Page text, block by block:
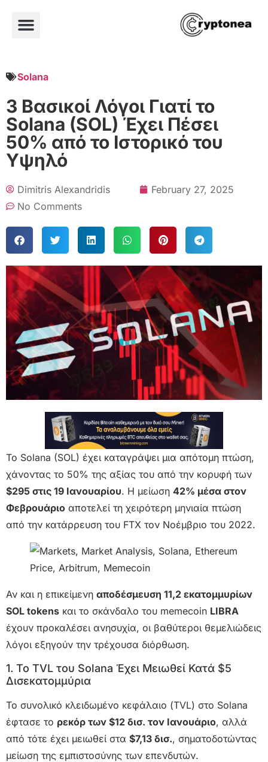
Solana
3 Βασικοί Λόγοι Γιατί το
Solana (SOL) Έχει Πέσει
50% από το Ιστορικό του
Υψηλό
Dimitris Alexandridis
February 27, 2025
No Comments
Το Solana (SOL) έχει καταγράψει μια απότομη πτώση,
χάνοντας το 50% της αξίας του από την κορυφή των
$295 στις 19 Ιανουαρίου. Η μείωση 42% μέσα στον
Φεβρουάριο αποτελεί τη χειρότερη μηνιαία πτώση
από την κατάρρευση του FTX τον Νοέμβριο του 2022.
Αν και η επικείμενη αποδέσμευση 11,2 εκατομμυρίων
SOL tokens και το σκάνδαλο του memecoin LIBRA
έχουν προκαλέσει ανησυχία, οι βαθύτεροι θεμελιώδεις
λόγοι εξηγούν την τρέχουσα διόρθωση.
1. Το TVL του Solana Έχει Μειωθεί Κατά $5
Δισεκατομμύρια
Το συνολικό κλειδωμένο κεφάλαιο (TVL) στο Solana
έφτασε το ρεκόρ των $12 δισ. τον Ιανουάριο, αλλά
από τότε έχει μειωθεί στα $7,13 δισ., σηματοδοτώντας
μείωση της εμπιστοσύνης των επενδυτών.